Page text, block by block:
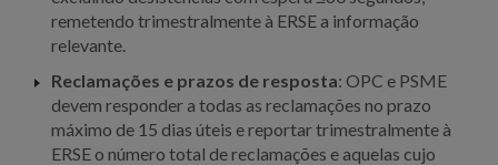
remetendo trimestralmente à ERSE a informação
relevante.
Reclamações e prazos de resposta: OPC e PSME
devem responder a todas as reclamações no prazo
máximo de 15 dias úteis e reportar trimestralmente à
ERSE o número total de reclamações e aquelas cujo